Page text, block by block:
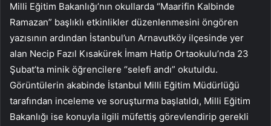
Milli Eğitim Bakanlığı’nın okullarda “Maarifin Kalbinde
Ramazan” başlıklı etkinlikler düzenlenmesini öngören
yazısının ardından İstanbul’un Arnavutköy ilçesinde yer
alan Necip Fazıl Kısakürek İmam Hatip Ortaokulu’nda 23
Şubat’ta minik öğrencilere “selefi andı” okutuldu.
Görüntülerin akabinde İstanbul Milli Eğitim Müdürlüğü
tarafından inceleme ve soruşturma başlatıldı, Milli Eğitim
Bakanlığı ise konuyla ilgili müfettiş görevlendirip gerekli